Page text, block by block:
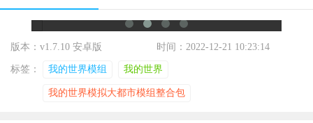
版本：v1.7.10 安卓版 时间：2022-12-21 10:23:14
标签： 我的世界模组 我的世界
我的世界模拟大都市模组整合包